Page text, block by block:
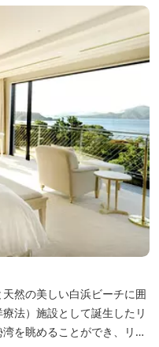
然の美しい白浜ビーチに囲
法）施設として誕生したリ
を眺めることができ、リラ